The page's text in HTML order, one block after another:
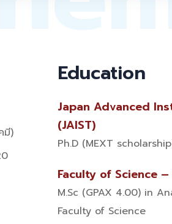
มี)
Education
Japan Advanced
(JAIST)
Ph.D (MEXT
Faculty of Science
M.Sc (GPAX 4.00) in
Faculty of Science